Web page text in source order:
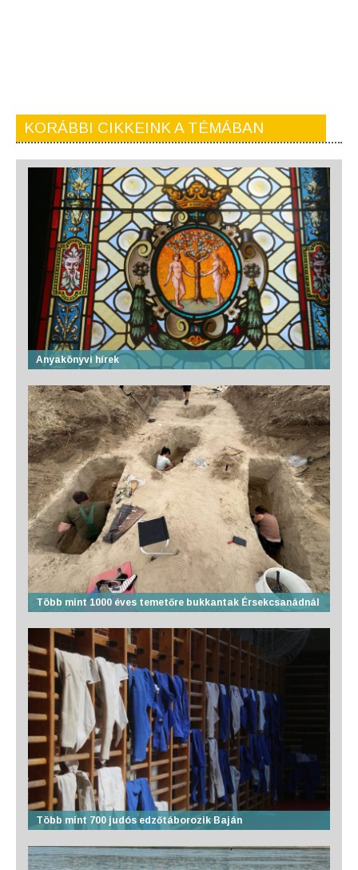
KORÁBBI CIKKEINK A TÉMÁBAN
Anyakönyvi hírek
Több mint 1000 éves temetőre bukkantak Érsekcsanádnál
Több mint 700 judós edzőtáborozik Baján